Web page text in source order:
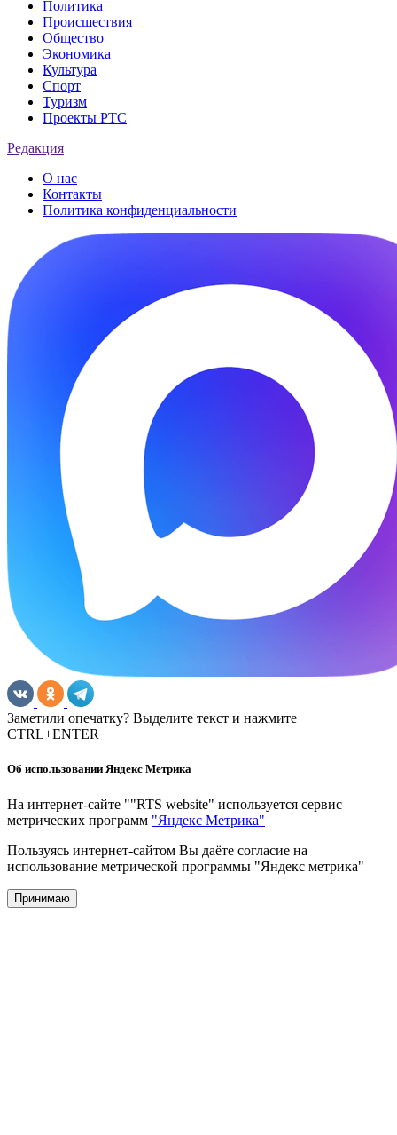
Политика
Происшествия
Общество
Экономика
Культура
Спорт
Туризм
Проекты РТС
Редакция
О нас
Контакты
Политика конфиденциальности
Заметили опечатку? Выделите текст и нажмите
CTRL+ENTER
Об использовании Яндекс Метрика
На интернет-сайте ""RTS website" используется сервис
метрических программ "Яндекс Метрика"
Пользуясь интернет-сайтом Вы даёте согласие на
использование метрической программы "Яндекс метрика"
Принимаю